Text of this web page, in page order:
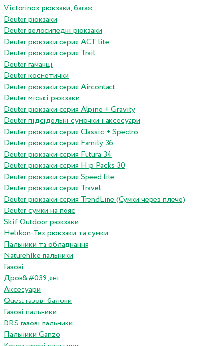
Victorinox рюкзаки, багаж
Deuter рюкзаки
Deuter велосипедні рюкзаки
Deuter рюкзаки серия ACT lite
Deuter рюкзаки серия Trail
Deuter гаманці
Deuter косметички
Deuter рюкзаки серия Aircontact
Deuter міські рюкзаки
Deuter рюкзаки серия Alpine + Gravity
Deuter підсідельні сумочки і аксесуари
Deuter рюкзаки серия Classic + Spectro
Deuter рюкзаки серия Family 36
Deuter рюкзаки серия Futura 34
Deuter рюкзаки серия Hip Packs 30
Deuter рюкзаки серия Speed lite
Deuter рюкзаки серия Travel
Deuter рюкзаки серия TrendLine (Сумки через плече)
Deuter сумки на пояс
Skif Outdoor рюкзаки
Helikon-Tex рюкзаки та сумки
Пальники та обладнання
Naturehike пальники
Газові
Дров&#039;яні
Аксесуари
Quest газові балони
Газові пальники
BRS газові пальники
Пальники Ganzo